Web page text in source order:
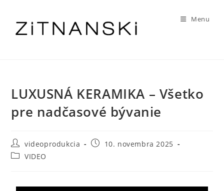
Menu
LUXUSNÁ KERAMIKA – Všetko
pre nadčasové bývanie
videoprodukcia
10. novembra 2025
VIDEO